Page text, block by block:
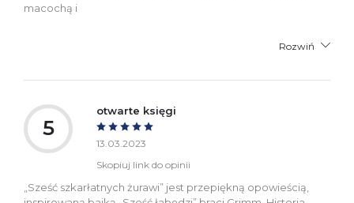
macochą i
Rozwiń
5
otwarte księgi
13.03.2023
Skopiuj link do opinii
„Sześć szkarłatnych żurawi” jest przepiękną opowieścią,